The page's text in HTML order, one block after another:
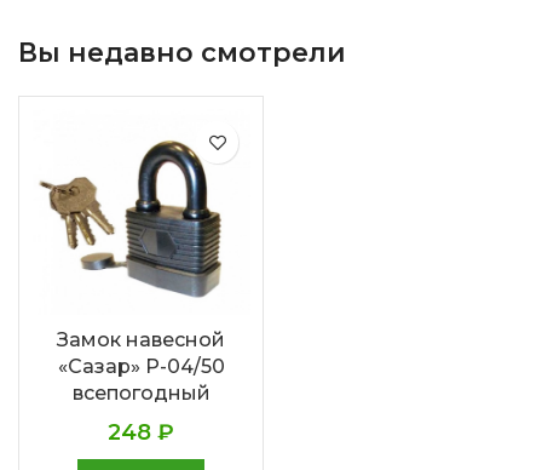
Вы недавно смотрели
Замок навесной
«Сазар» Р-04/50
всепогодный
248 ₽